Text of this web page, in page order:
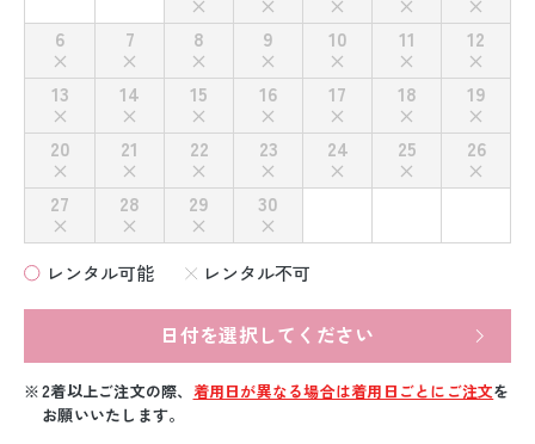
6
7 8 9 10 11
12
13
14 15 16 17 18
19
20
21 22 23 24 25
26
27
28 29 30
レンタル可能 レンタル不可
日付を選択してください
2着以上ご注文の際、 着用日が異なる場合は着用日ごとにご注文を
お願いいたします。